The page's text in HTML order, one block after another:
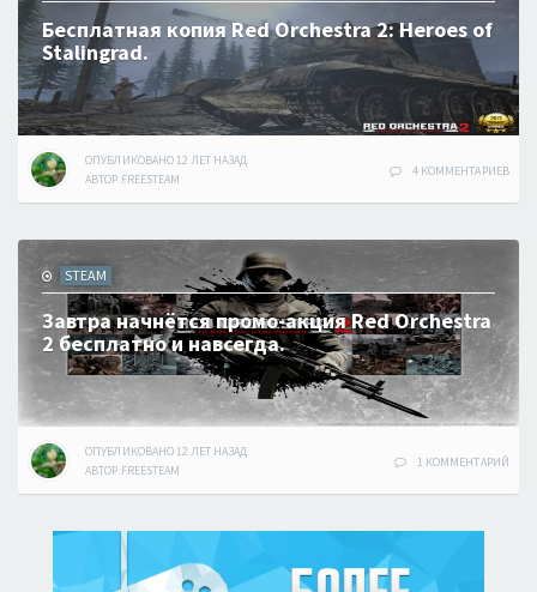
Бесплатная копия Red Orchestra 2: Heroes of
Stalingrad.
ОПУБЛИКОВАНО 12 ЛЕТНАЗАД
АВТОР:FREESTEAM
4 КОММЕНТАРИЕВ
STEAM
Завтра начнётся промо-акция Red Orchestra
2 бесплатно и навсегда.
ОПУБЛИКОВАНО 12 ЛЕТНАЗАД
АВТОР:FREESTEAM
1 КОММЕНТАРИЙ